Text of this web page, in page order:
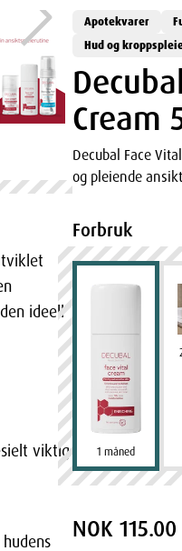
ideell
viktig
Apotekvarer
Hud og
Cream
Decubal Face
og pleiende
Forbruk
1 måned
NOK 115.00